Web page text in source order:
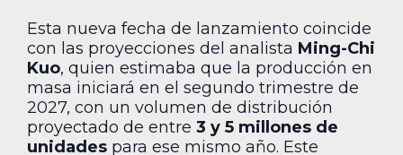
Esta nueva fecha de lanzamiento coincide
con las proyecciones del analista Ming-Chi
Kuo, quien estimaba que la producción en
masa iniciará en el segundo trimestre de
2027, con un volumen de distribución
proyectado de entre 3 y 5 millones de
unidades para ese mismo año. Este